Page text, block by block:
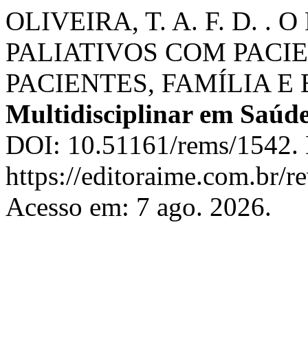
OLIVEIRA, T. A. F. D. . O
PALIATIVOS COM
PACIENTES, FAMÍLIA E
Multidisciplinar em
DOI: 10.51161/rems/
https://editoraime.com.br/
Acesso em: 7 ago. 2026.